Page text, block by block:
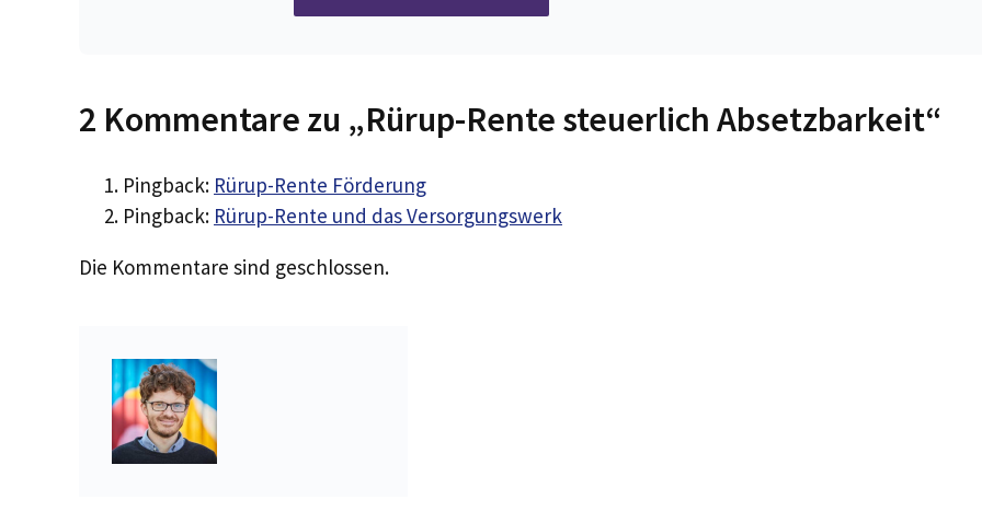
2 Kommentare zu „Rürup-Rente steuerlich Absetzbarkeit“
Pingback: Rürup-Rente Förderung
Pingback: Rürup-Rente und das Versorgungswerk
Die Kommentare sind geschlossen.